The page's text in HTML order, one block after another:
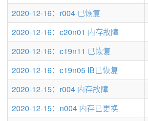
2020-12-16：r004 已恢复
2020-12-16：c20n01 内存故障
2020-12-16：c19n11 已恢复
2020-12-16：c19n05 IB已恢复
2020-12-15：r004 内存故障
2020-12-15：n004 内存已更换